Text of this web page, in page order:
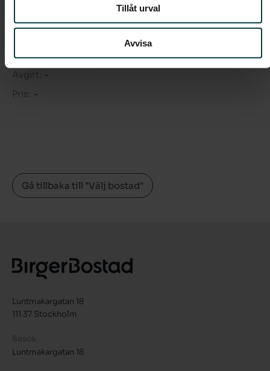
Tillåt urval
Avvisa
Våning: 1
Avgift:
-
Pris: -
Gå tillbaka till "Välj bostad"
Luntmakargatan 18
111 37 Stockholm
Besök
Luntmakargatan 18